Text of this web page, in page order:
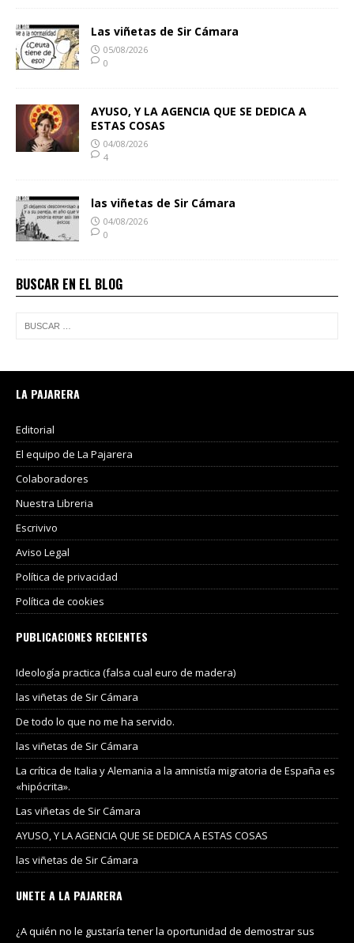
Las viñetas de Sir Cámara
05/08/2026
0
AYUSO, Y LA AGENCIA QUE SE DEDICA A
ESTAS COSAS
04/08/2026
4
las viñetas de Sir Cámara
04/08/2026
0
BUSCAR EN EL BLOG
LA PAJARERA
Editorial
El equipo de La Pajarera
Colaboradores
Nuestra Libreria
Escrivivo
Aviso Legal
Política de privacidad
Política de cookies
PUBLICACIONES RECIENTES
Ideología practica (falsa cual euro de madera)
las viñetas de Sir Cámara
De todo lo que no me ha servido.
las viñetas de Sir Cámara
La crítica de Italia y Alemania a la amnistía migratoria de España es
«hipócrita».
Las viñetas de Sir Cámara
AYUSO, Y LA AGENCIA QUE SE DEDICA A ESTAS COSAS
las viñetas de Sir Cámara
UNETE A LA PAJARERA
¿A quién no le gustaría tener la oportunidad de demostrar sus